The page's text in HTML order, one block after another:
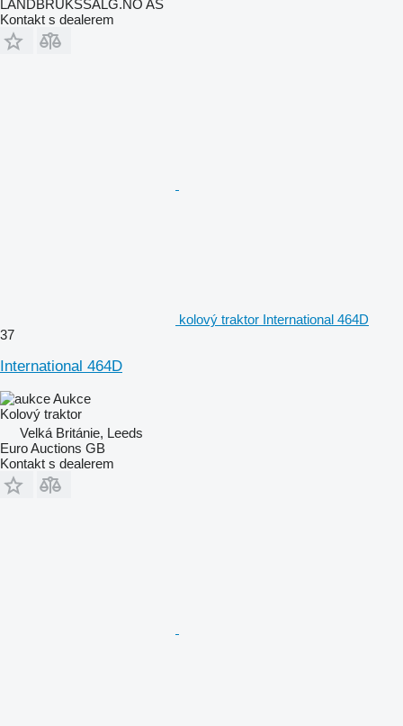
LANDBRUKSSALG.NO AS
Kontakt s dealerem
kolový traktor International 464D
37
International 464D
Aukce
Kolový traktor
Velká Británie, Leeds
Euro Auctions GB
Kontakt s dealerem